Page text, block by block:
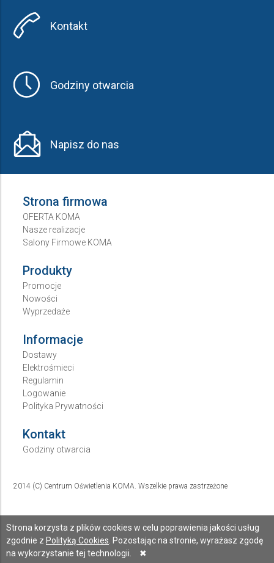
Strona korzysta z plików cookies w celu poprawienia jakości usług
zgodnie z Polityką Cookies . Pozostając na stronie, wyrażasz zgodę
na wykorzystanie tej technologii.
✖
Kontakt
Godziny otwarcia
Napisz do nas
Strona firmowa
OFERTA KOMA
Nasze realizacje
Salony Firmowe KOMA
Produkty
Promocje
Nowości
Wyprzedaże
Informacje
Dostawy
Elektrośmieci
Regulamin
Logowanie
Polityka Prywatności
Kontakt
Godziny otwarcia
2014 (C) Centrum Oświetlenia KOMA. Wszelkie prawa zastrzeżone